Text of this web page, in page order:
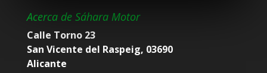
Acerca de Sáhara Motor
Calle Torno 23
San Vicente del Raspeig, 03690
Alicante